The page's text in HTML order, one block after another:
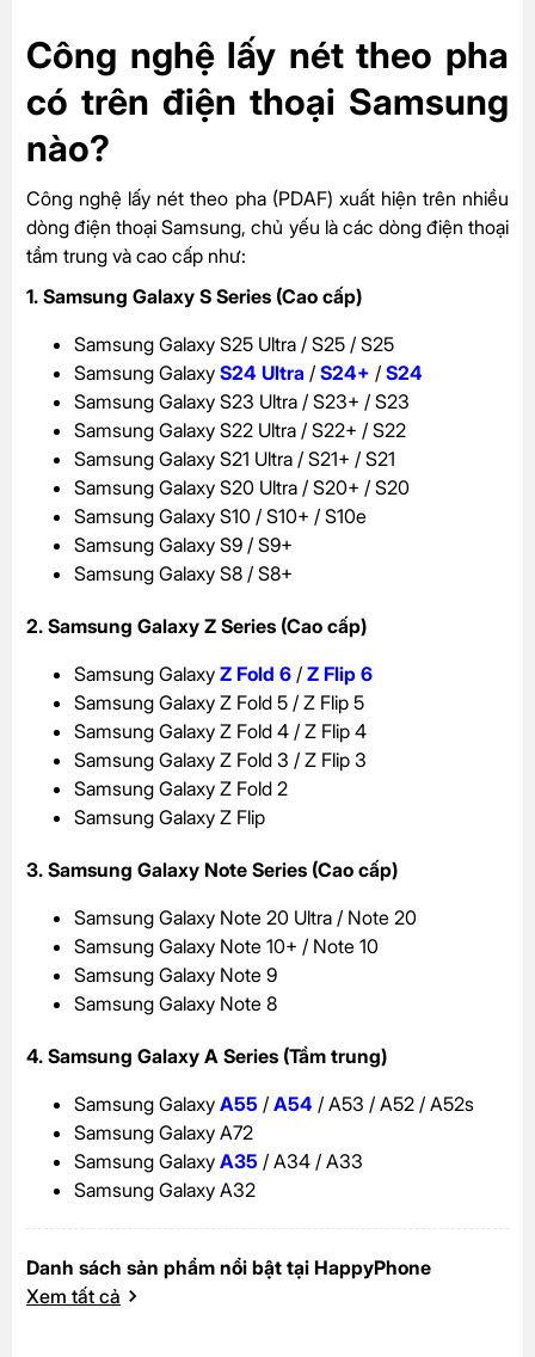
Công nghệ lấy nét theo pha
có trên điện thoại Samsung
nào?
Công nghệ lấy nét theo pha (PDAF) xuất hiện trên nhiều
dòng điện thoại Samsung, chủ yếu là các dòng điện thoại
tầm trung và cao cấp như:
1. Samsung Galaxy S Series (Cao cấp)
Samsung Galaxy S25 Ultra / S25 / S25
Samsung Galaxy S24 Ultra / S24+ / S24
Samsung Galaxy S23 Ultra / S23+ / S23
Samsung Galaxy S22 Ultra / S22+ / S22
Samsung Galaxy S21 Ultra / S21+ / S21
Samsung Galaxy S20 Ultra / S20+ / S20
Samsung Galaxy S10 / S10+ / S10e
Samsung Galaxy S9 / S9+
Samsung Galaxy S8 / S8+
2. Samsung Galaxy Z Series (Cao cấp)
Samsung Galaxy Z Fold 6 / Z Flip 6
Samsung Galaxy Z Fold 5 / Z Flip 5
Samsung Galaxy Z Fold 4 / Z Flip 4
Samsung Galaxy Z Fold 3 / Z Flip 3
Samsung Galaxy Z Fold 2
Samsung Galaxy Z Flip
3. Samsung Galaxy Note Series (Cao cấp)
Samsung Galaxy Note 20 Ultra / Note 20
Samsung Galaxy Note 10+ / Note 10
Samsung Galaxy Note 9
Samsung Galaxy Note 8
4. Samsung Galaxy A Series (Tầm trung)
Samsung Galaxy A55 / A54 / A53 / A52 / A52s
Samsung Galaxy A72
Samsung Galaxy A35 / A34 / A33
Samsung Galaxy A32
Danh sách sản phẩm nổi bật tại HappyPhone
Xem tất cả